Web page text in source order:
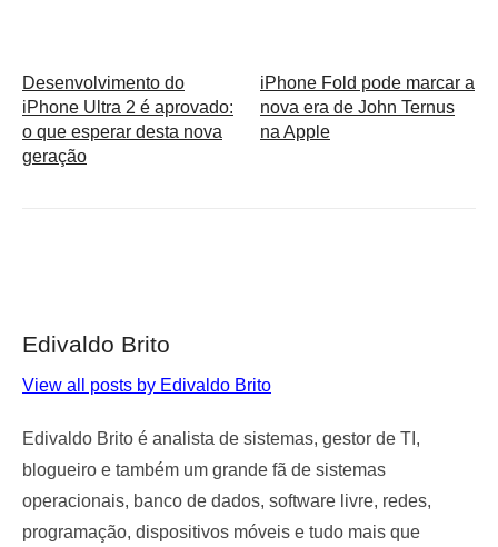
Desenvolvimento do
iPhone Ultra 2 é aprovado:
o que esperar desta nova
geração
iPhone Fold pode marcar a
nova era de John Ternus
na Apple
Edivaldo Brito
View all posts by Edivaldo Brito
Edivaldo Brito é analista de sistemas, gestor de TI,
blogueiro e também um grande fã de sistemas
operacionais, banco de dados, software livre, redes,
programação, dispositivos móveis e tudo mais que